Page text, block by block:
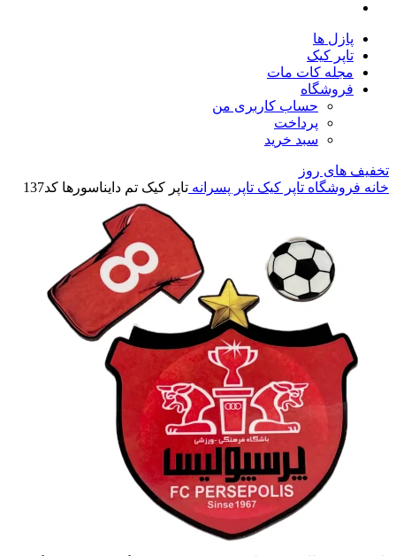
پازل ها
تاپر کیک
مجله کات مات
فروشگاه
حساب کاربری من
پرداخت
سبد خرید
تخفیف های روز
خانه فروشگاه تاپر کیک تاپر پسرانه تاپر کیک تم دایناسورها کد137